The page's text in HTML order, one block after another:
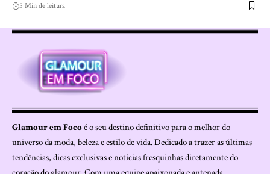
5 Min de leitura
Glamour em Focoé o seu destino definitivo para o melhor do
universo da moda, beleza e estilo de vida. Dedicado a trazer as últimas
tendências, dicas exclusivas e notícias fresquinhas diretamente do